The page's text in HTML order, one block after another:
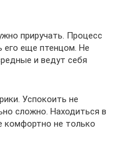
приручать. Процесс
его еще птенцом. Не
и ведут себя
Успокоить не
сложно. Находиться в
комфортно не только